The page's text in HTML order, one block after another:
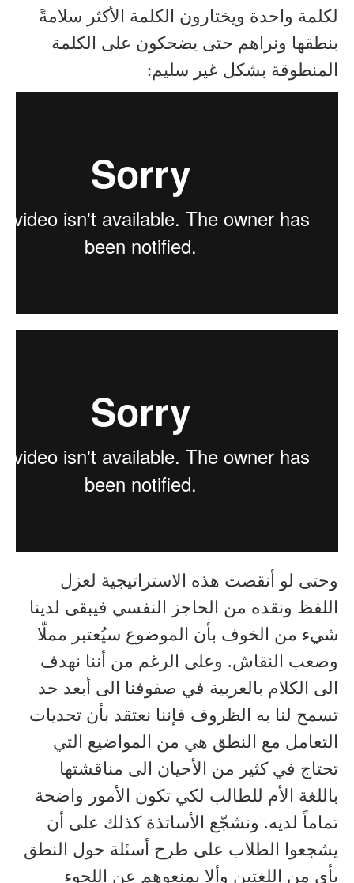
لكلمة واحدة ويختارون الكلمة الأكثر سلامةً
بنطقها ونراهم حتى يضحكون على الكلمة
المنطوقة بشكل غير سليم:
وحتى لو أنقصت هذه الاستراتيجية لعزل
اللفظ ونقده من الحاجز النفسي فيبقى لدينا
شيء من الخوف بأن الموضوع سيُعتبر مملّا
وصعب النقاش. وعلى الرغم من أننا نهدف
الى الكلام بالعربية في صفوفنا الى أبعد حد
تسمح لنا به الظروف فإننا نعتقد بأن تحديات
التعامل مع النطق هي من المواضيع التي
تحتاج في كثير من الأحيان الى مناقشتها
باللغة الأم للطالب لكي تكون الأمور واضحة
تماماً لديه. ونشجّع الأساتذة كذلك على أن
يشجعوا الطلاب على طرح أسئلة حول النطق
بأي من اللغتين وألا يمنعوهم عن اللجوء